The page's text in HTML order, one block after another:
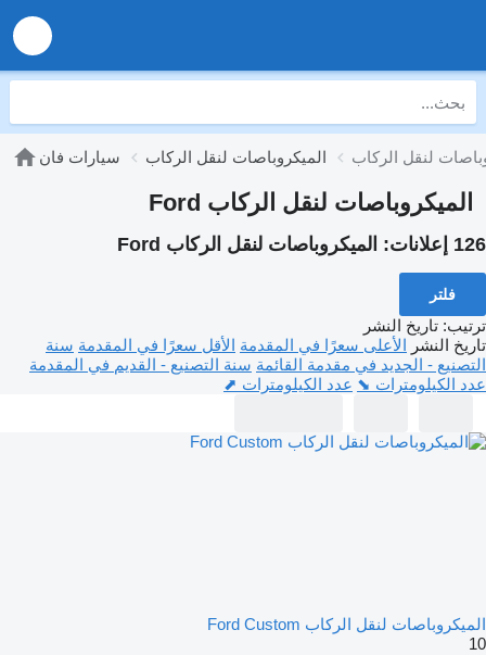
سيارات فان الميكروباصات لنقل الركاب
الميكروباصات لنقل الركاب Ford
126 إعلانات: الميكروباصات لنقل الركاب Ford
فلتر
ترتيب: تاريخ النشر
تاريخ النشر الأعلى سعرًا في المقدمة الأقل سعرًا في المقدمة سنة
التصنيع - الجديد في مقدمة القائمة سنة التصنيع - القديم في المقدمة
عدد الكيلومترات ⬊ عدد الكيلومترات ⬈
الميكروباصات لنقل الركاب Ford Custom
10